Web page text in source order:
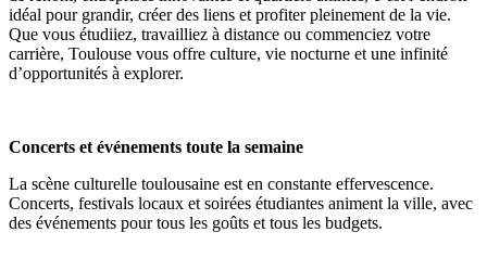
idéal pour grandir, créer des liens et profiter pleinement de la vie.
Que vous étudiiez, travailliez à distance ou commenciez votre
carrière, Toulouse vous offre culture, vie nocturne et une infinité
d’opportunités à explorer.
Concerts et événements toute la semaine
La scène culturelle toulousaine est en constante effervescence.
Concerts, festivals locaux et soirées étudiantes animent la ville, avec
des événements pour tous les goûts et tous les budgets.